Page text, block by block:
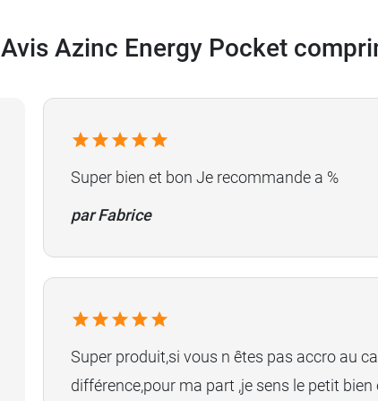
Avis Azinc Energy Pocket
Super bien et bon Je recommande a %
par Fabrice
Super produit,si vous n êtes pas accro au
différence,pour ma part ,je sens le petit